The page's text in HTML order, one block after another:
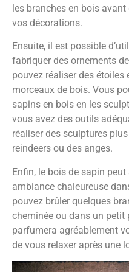
les branches en bois
vos décorations.
Ensuite, il est possible
fabriquer des ornements
pouvez réaliser des
morceaux de bois. Vous
sapins en bois en les
vous avez des outils
réaliser des sculptures
reindeers ou des anges.
Enfin, le bois de sapin
ambiance chaleureuse
pouvez brûler quelques
cheminée ou dans un petit
parfumera agréablement
de vous relaxer après une